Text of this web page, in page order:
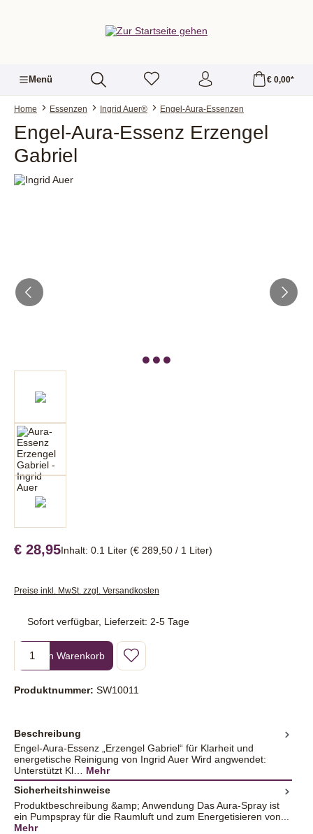
Menü € 0,00*
Home Essenzen Ingrid Auer® Engel-Aura-Essenzen
Engel-Aura-Essenz Erzengel
Gabriel
€ 28,95Inhalt: 0.1 Liter (€ 289,50 / 1 Liter)
Preise inkl. MwSt. zzgl. Versandkosten
Sofort verfügbar, Lieferzeit: 2-5 Tage
Produkt Anzahl: Gib den gewünschten Wert ein oder benutze die
In den Warenkorb
Produktnummer: SW10011
Beschreibung
Engel-Aura-Essenz „Erzengel Gabriel“ für Klarheit und
energetische Reinigung von Ingrid Auer Wird angwendet:
Unterstützt Kl… Mehr
Sicherheitshinweise
Produktbeschreibung &amp; Anwendung Das Aura-Spray ist
ein Pumpspray für die Raumluft und zum Energetisieren von...
Mehr